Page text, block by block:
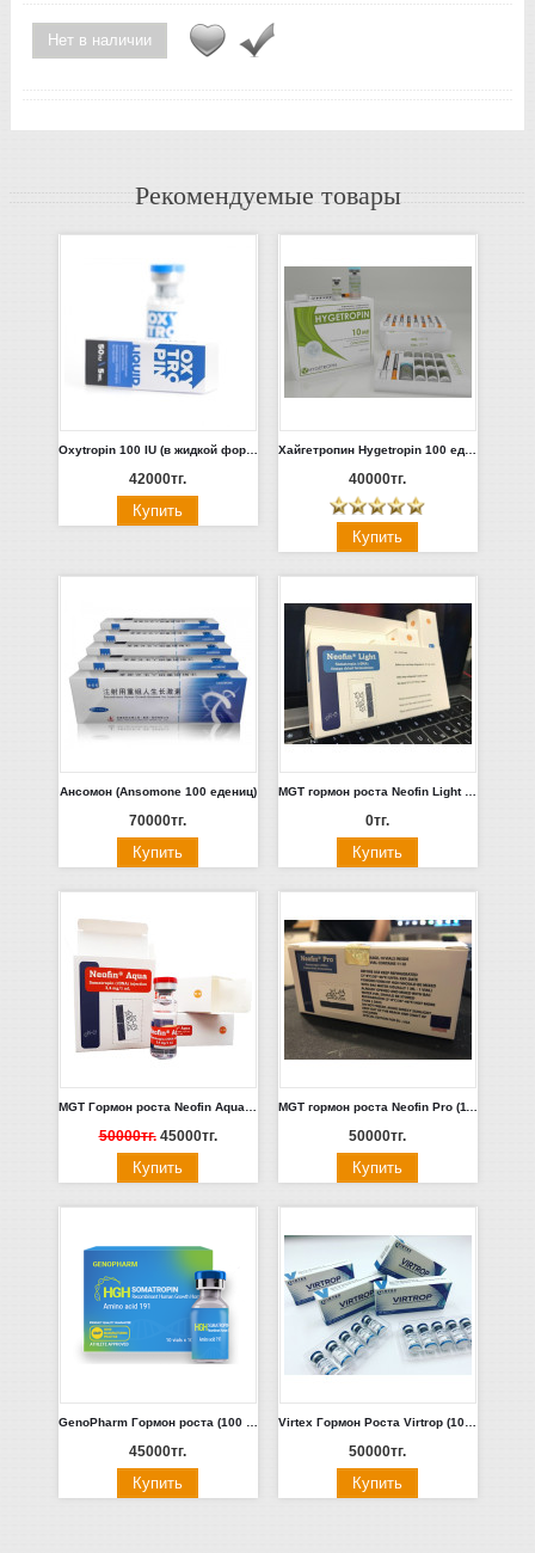
Нет в наличии
Рекомендуемые товары
Oxytropin 100 IU (в жидкой форме) Россия
42000тг.
Хайгетропин Hygetropin 100 единиц, Hygene
40000тг.
Ансомон (Ansomone 100 едениц)
70000тг. 0тг.
50000тг. 45000тг. 50000тг.
45000тг.
Virtex Гормон Роста Virtrop (10 флаконов 100UI)
50000тг.